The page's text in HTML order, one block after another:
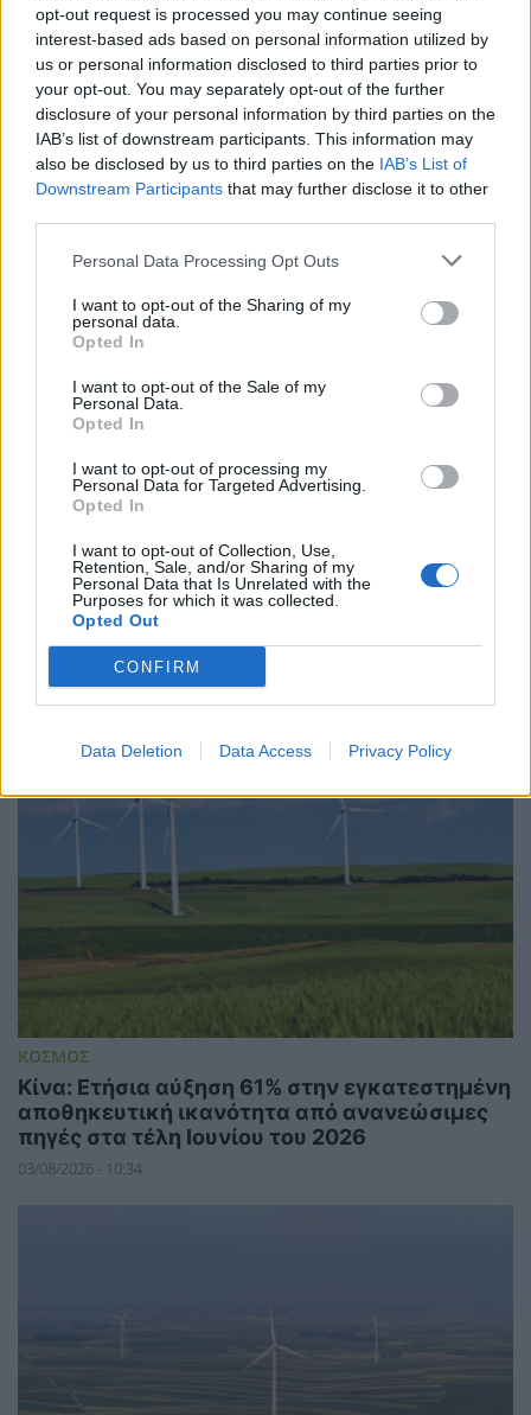
opt-out request is processed you may continue seeing
interest-based ads based on personal information utilized by
us or personal information disclosed to third parties prior to
your opt-out. You may separately opt-out of the further
disclosure of your personal information by third parties on the
IAB’s list of downstream participants. This information may
also be disclosed by us to third parties on the IAB’s List of
Downstream Participants that may further disclose it to other
Personal Data Processing Opt Outs
I want to opt-out of the Sharing of my
personal data.
Opted In
I want to opt-out of the Sale of my
Personal Data.
Opted In
I want to opt-out of processing my
Personal Data for Targeted Advertising.
Opted In
I want to opt-out of Collection, Use,
Retention, Sale, and/or Sharing of my
Personal Data that Is Unrelated with the
Purposes for which it was collected.
Opted Out
CONFIRM
Data Deletion Data Access Privacy Policy
ΑΡΘΡΑ - ΑΝΑΛΥΣΕΙΣ
Γιάννης Τριήρης: Ελλάδα – Η «πλούσια» χώρα
με τους φτωχούς πολίτες
04/08/2026 - 08:04
ΗΛΕΚΤΡΙΣΜΟΣ
Λογαριασμοί ρεύματος: Οι εκλογές
προστίθενται στους παράγοντες που
διαμορφώνουν τα τιμολόγια
03/08/2026 - 11:33
ΚΟΣΜΟΣ
Κίνα: Ετήσια αύξηση 61% στην εγκατεστημένη
αποθηκευτική ικανότητα από ανανεώσιμες
πηγές στα τέλη Ιουνίου του 2026
03/08/2026 - 10:34